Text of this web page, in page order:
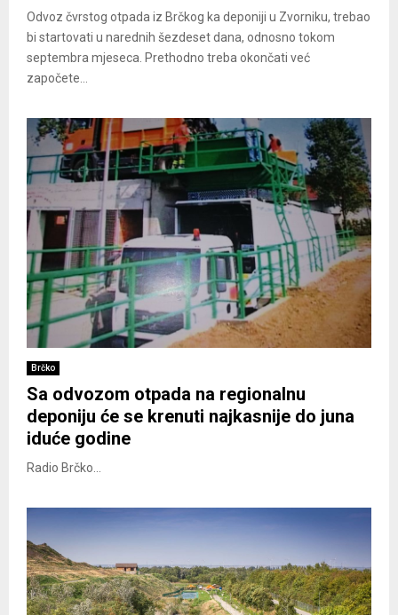
Odvoz čvrstog otpada iz Brčkog ka deponiji u Zvorniku, trebao
bi startovati u narednih šezdeset dana, odnosno tokom
septembra mjeseca. Prethodno treba okončati već
započete...
Brčko
Sa odvozom otpada na regionalnu
deponiju će se krenuti najkasnije do juna
iduće godine
Radio Brčko...